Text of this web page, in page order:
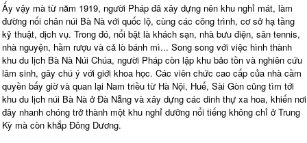
Ấy vậy mà từ năm 1919, người Pháp đã xây dựng nên khu nghỉ mát, làm
đường nối chân núi Bà Nà với quốc lộ, cùng các công trình, cơ sở hạ tầng
kỹ thuật, dịch vụ. Trong đó, nổi bật là khách sạn, nhà bưu điện, sân tennis,
nhà nguyện, hầm rượu và cả lò bánh mì... Song song với việc hình thành
khu du lịch Bà Nà Núi Chúa, người Pháp còn lập khu bảo tồn và nghiên cứu
lâm sinh, gây chú ý với giới khoa học. Các viên chức cao cấp của nhà cầm
quyền bấy giờ và quan lại Nam triều từ Hà Nội, Huế, Sài Gòn cũng tìm tới
khu du lịch núi Bà Nà ở Đà Nẵng và xây dựng các dinh thự xa hoa, khiến nơi
đây nhanh chóng trở thành một khu nghỉ dưỡng nổi tiếng không chỉ ở Trung
Kỳ mà còn khắp Đông Dương.